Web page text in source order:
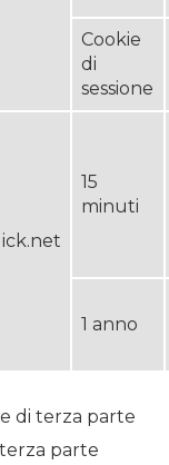
Cookie
di
sessione
15
minuti
1 anno
di terza parte
parte